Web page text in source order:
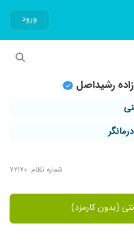
ورود
رشیداصل
شماره نظام: ۷۲۱۷۰
(بدون کارمزد)